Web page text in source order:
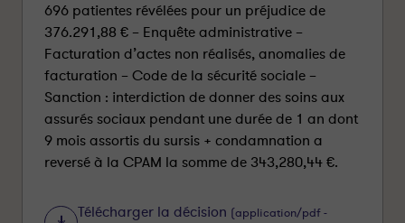
696 patientes révélées pour un préjudice de
376.291,88 € – Enquête administrative –
Facturation d’actes non réalisés, anomalies de
facturation – Code de la sécurité sociale –
Sanction : interdiction de donner des soins aux
assurés sociaux pendant une durée de 1 an dont
9 mois assortis du sursis + condamnation a
reversé à la CPAM la somme de 343,280,44 €.
Télécharger la décision (application/pdf -